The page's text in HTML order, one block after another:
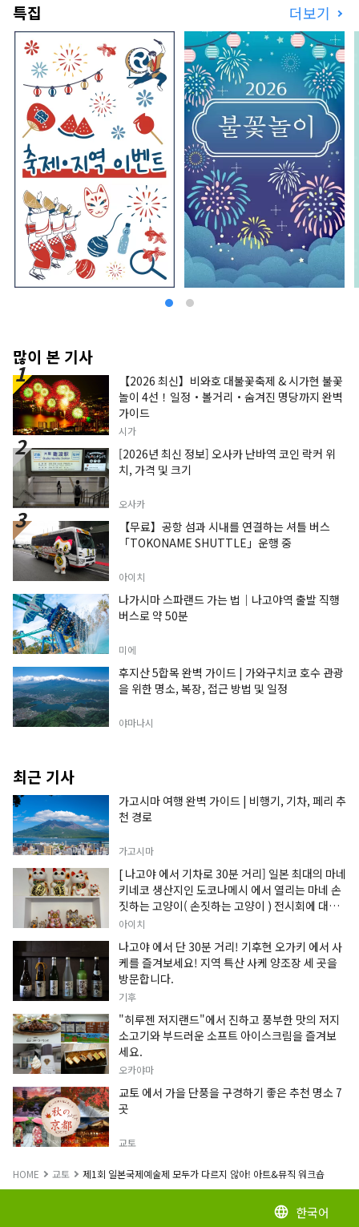
메시마 신산업 및 도시창조기구(주) / 사무국: 건강
한 도시디자인연구소(주)
https://yumeshimakikou.org/ 마이니치 신문
사 빌딩, 오사카시 기타구 우메다 3-4-5, 우편번호
530-0001 이메일:
info@yumeshimakikou.com 전화: 06-6136-
8803
***************************************
특집 더보기
많이 본 기사
【2026 최신】비와호 대불꽃축제 & 시가현 불꽃
놀이 4선！일정・볼거리・숨겨진 명당까지 완벽
가이드
시가
[2026년 최신 정보] 오사카 난바역 코인 락커 위
치, 가격 및 크기
오사카
【무료】공항 섬과 시내를 연결하는 셔틀 버스
「TOKONAME SHUTTLE」운행 중
아이치
나가시마 스파랜드 가는 법｜나고야역 출발 직행
버스로 약 50분
미에
후지산 5합목 완벽 가이드 | 가와구치코 호수 관광
을 위한 명소, 복장, 접근 방법 및 일정
야마나시
최근 기사
가고시마 여행 완벽 가이드 | 비행기, 기차, 페리 추
천 경로
가고시마
[ 나고야 에서 기차로 30분 거리] 일본 최대의 마네
키네코 생산지인 도코나메시 에서 열리는 마네 손
짓하는 고양이( 손짓하는 고양이 ) 전시회에 대한
정보입니다.
아이치
나고야 에서 단 30분 거리! 기후현 오가키 에서 사
케를 즐겨보세요! 지역 특산 사케 양조장 세 곳을
방문합니다.
기후
"히루젠 저지랜드"에서 진하고 풍부한 맛의 저지
소고기와 부드러운 소프트 아이스크림을 즐겨보
세요.
오카야마
교토 에서 가을 단풍을 구경하기 좋은 추천 명소 7
곳
교토
HOME 교토 제1회 일본국제예술제 모두가 다르지 않아! 아트&뮤직 워크숍
language 한국어